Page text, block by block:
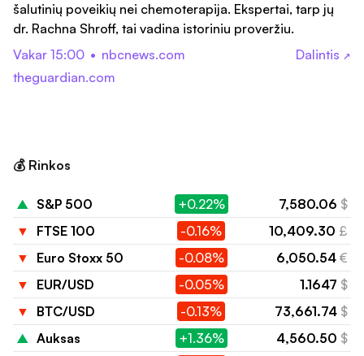
šalutinių poveikių nei chemoterapija. Ekspertai, tarp jų
dr. Rachna Shroff, tai vadina istoriniu proveržiu.
Vakar 15:00 • nbcnews.com
theguardian.com
Dalintis ↗
💰 Rinkos
▲ S&P 500 +0.22% 7,580.06 $
▼
FTSE 100 -0.16% 10,409.30 £
▼
Euro Stoxx 50 -0.08% 6,050.54 €
▼
EUR/USD -0.05% 1.1647 $
▼
BTC/USD -0.13% 73,661.74 $
▲ Auksas +1.36% 4,560.50 $